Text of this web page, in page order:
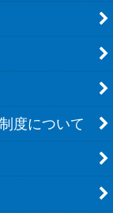
度について